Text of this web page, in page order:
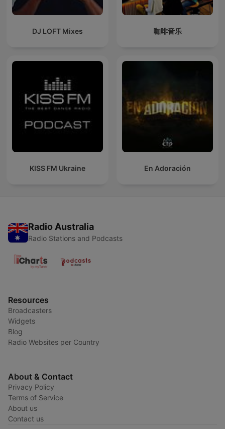
DJ LOFT Mixes 咖啡音乐
KISS FM Ukraine En Adoración
Radio Australia
Radio Stations and Podcasts
Resources
Broadcasters
Widgets
Blog
Radio Websites per Country
About & Contact
Privacy Policy
Terms of Service
About us
Contact us